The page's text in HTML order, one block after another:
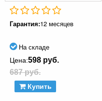
Гарантия:12 месяцев
На складе
Цена:598 руб.
687 руб.
Купить